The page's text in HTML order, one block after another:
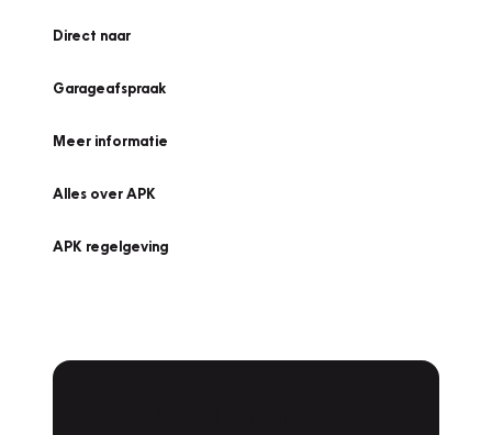
Direct naar
Garageafspraak
Meer informatie
Alles over APK
APK regelgeving